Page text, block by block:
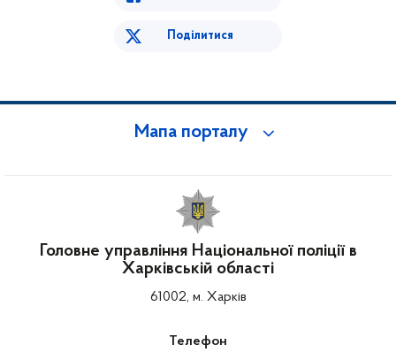
Поділитися
Мапа порталу
Головне управління Національної поліції в
Харківській області
61002, м. Харків
Телефон